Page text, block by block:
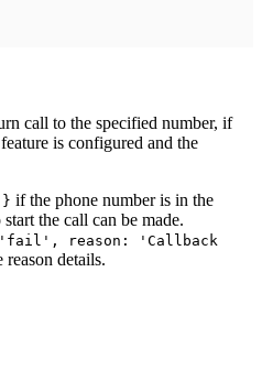
call to the specified number, if
is configured and the
if the phone number is in the
the call can be made.
reason: 'Callback
details.